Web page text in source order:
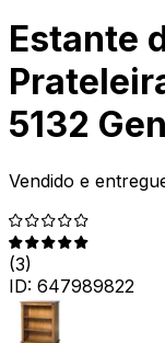
Estante
5132
Vendido e
(3)
ID: 647989822